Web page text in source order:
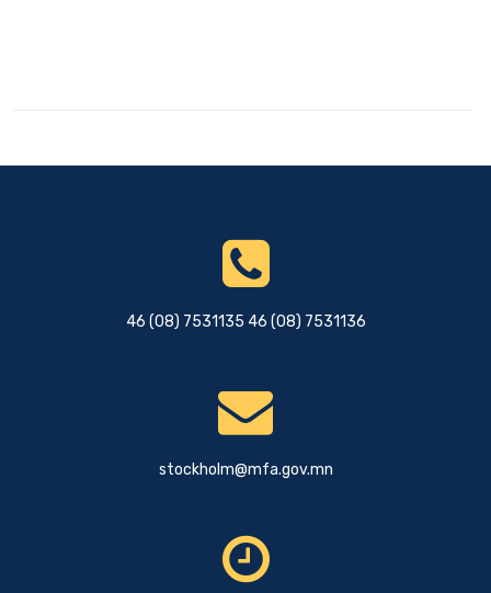
46 (08) 7531135 46 (08) 7531136
stockholm@mfa.gov.mn